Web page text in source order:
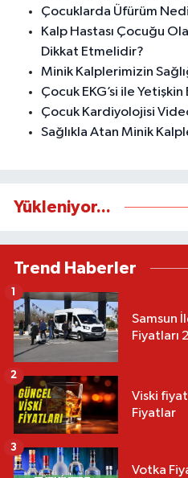
Çocuklarda Üfürüm
Kalp Hastası Çocuğu
Dikkat Etmelidir?
Minik Kalplerimizin
Çocuk EKG’si ile Yetişkin
Çocuk Kardiyolojisi Video
Sağlıkla Atan Minik
Yükleniyor...
Trend Haberler
Samsun
Fiyatları
1
Viski
Fiyatlar
2
Votka
3